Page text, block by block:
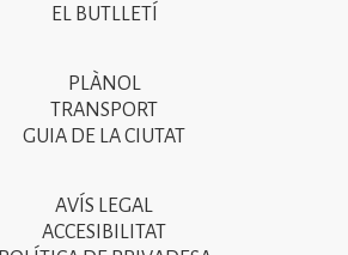
EL BUTLLETÍ
PLÀNOL
TRANSPORT
GUIA DE LA CIUTAT
AVÍS LEGAL
ACCESIBILITAT